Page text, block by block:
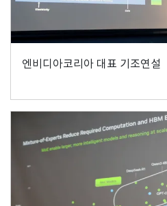
엔비디아코리아 대표 기조연설